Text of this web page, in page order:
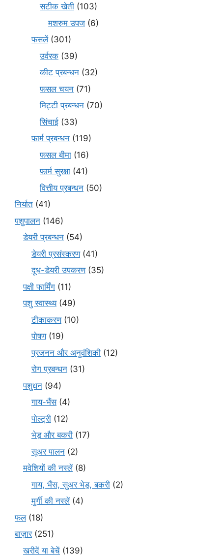
सटीक खेती (103)
मशरुम उपज (6)
फसलें(301)
उर्वरक (39)
कीट प्रबन्धन (32)
फसल चयन (71)
मि‌ट्टी प्रबन्धन (70)
सिंचाई (33)
फार्म प्रबन्धन (119)
फसल बीमा (16)
फार्म सुरक्षा (41)
वित्तीय प्रबन्धन (50)
निर्यात (41)
पशुपालन (146)
डेयरी प्रबन्धन (54)
डेयरी प्रसंस्करण(41)
दूध-डेयरी उपकरण(35)
पक्षी फार्मिंग (11)
पशु स्वास्थ्य(49)
टीकाकरण(10)
पोषण(19)
प्रजनन और अनुवंशिकी (12)
रोग प्रबन्धन (31)
पशुधन (94)
गाय-भैंस(4)
पोल्ट्री (12)
भेड़ और बकरी (17)
सूअर पालन (2)
मवेशियों की नस्लें(8)
गाय, भैंस, सुअर भेड़, बकरी (2)
मुर्गी की नस्लें(4)
फल(18)
बाज़ार(251)
खरीदें या बेचें (139)